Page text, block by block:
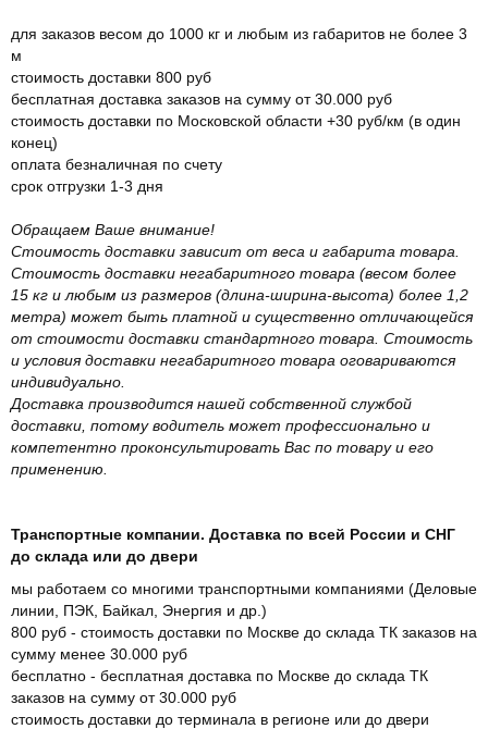
для заказов весом до 1000 кг и любым из габаритов не более 3
м
стоимость доставки 800 руб
бесплатная доставка заказов на сумму от 30.000 руб
стоимость доставки по Московской области +30 руб/км (в один
конец)
оплата безналичная по счету
срок отгрузки 1-3 дня
Обращаем Ваше внимание!
Стоимость доставки зависит от веса и габарита товара.
Стоимость доставки негабаритного товара (весом более
15 кг и любым из размеров (длина-ширина-высота) более 1,2
метра) может быть платной и существенно отличающейся
от стоимости доставки стандартного товара. Стоимость
и условия доставки негабаритного товара оговариваются
индивидуально.
Доставка производится нашей собственной службой
доставки, потому водитель может профессионально и
компетентно проконсультировать Вас по товару и его
применению.
Транспортные компании. Доставка по всей России и СНГ
до склада или до двери
мы работаем со многими транспортными компаниями (Деловые
линии, ПЭК, Байкал, Энергия и др.)
800 руб - стоимость доставки по Москве до склада ТК заказов на
сумму менее 30.000 руб
бесплатно - бесплатная доставка по Москве до склада ТК
заказов на сумму от 30.000 руб
стоимость доставки до терминала в регионе или до двери